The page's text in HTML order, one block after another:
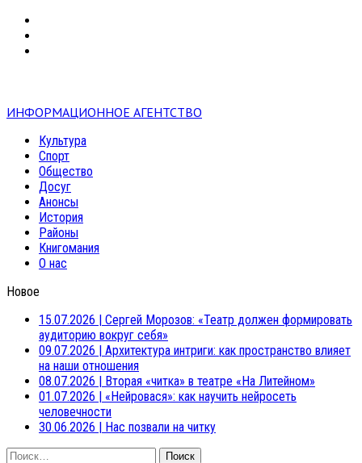
ИНФОРМАЦИОННОЕ АГЕНТСТВО
Культура
Спорт
Общество
Досуг
Анонсы
История
Районы
Книгомания
О нас
Новое
15.07.2026 | Сергей Морозов: «Театр должен формировать
аудиторию вокруг себя»
09.07.2026 | Архитектура интриги: как пространство влияет
на наши отношения
08.07.2026 | Вторая «читка» в театре «На Литейном»
01.07.2026 | «Нейровася»: как научить нейросеть
человечности
30.06.2026 | Нас позвали на читку
Найти: